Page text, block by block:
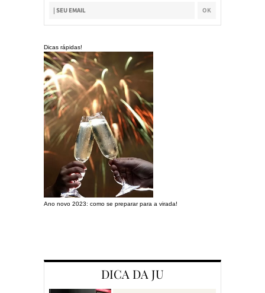
Dicas rápidas!
Ano novo 2023: como se preparar para a virada!
DICA DA JU